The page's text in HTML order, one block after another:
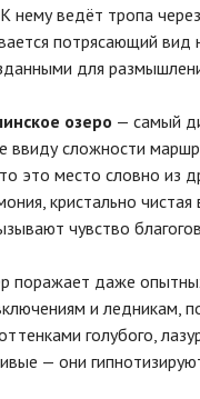
нему ведёт тропа
потрясающий вид
для
озеро — самый
сложности
это место словно из
кристально
чувство
поражает даже
и ледникам,
голубого,
— они